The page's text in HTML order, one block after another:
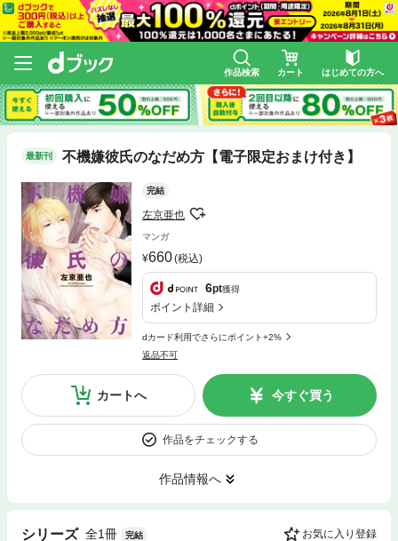
作品検索 カート はじめての方へ
最新刊 不機嫌彼氏のなだめ方【電子限定おまけ付き】
完結
左京亜也
マンガ
660(税込)
6pt獲得
ポイント詳細
dカード利用でさらにポイント+2%
返品不可
カートへ 今すぐ買う
作品をチェックする
作品情報へ
シリーズ 全1冊 完結 お気に入り登録